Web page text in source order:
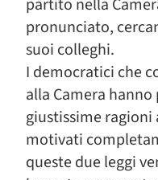
partito nella
pronunciato,
suoi colleghi.
I democratici che
alla Camera
giustissime ragioni
motivati
queste due leggi